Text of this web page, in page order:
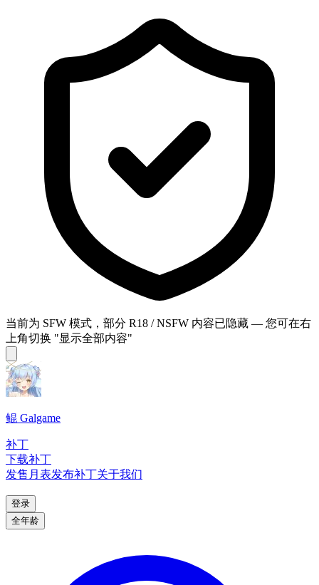
当前为 SFW 模式，部分 R18 / NSFW 内容已隐藏 — 您可在右
上角切换 "显示全部内容"
鲲 Galgame
补丁
下载补丁
发售月表发布补丁关于我们
登录
全年龄